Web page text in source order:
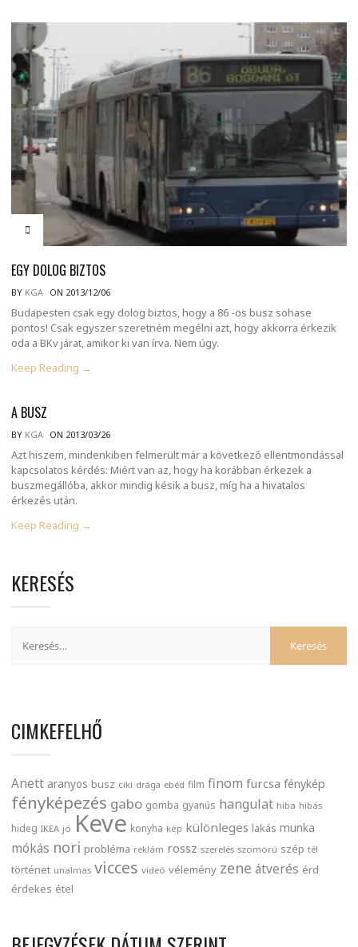
EGY DOLOG BIZTOS
BY KGA ON 2013/12/06
Budapesten csak egy dolog biztos, hogy a 86 -os busz sohase
pontos! Csak egyszer szeretném megélni azt, hogy akkorra érkezik
oda a BKv járat, amikor ki van írva. Nem úgy.
Keep Reading →
A BUSZ
BY KGA ON 2013/03/26
Azt hiszem, mindenkiben felmerült már a következő ellentmondással
kapcsolatos kérdés: Miért van az, hogy ha korábban érkezek a
buszmegállóba, akkor mindig késik a busz, míg ha a hivatalos
érkezés után.
Keep Reading →
KERESÉS
CIMKEFELHŐ
Anett aranyos busz ciki drága ebéd film finom furcsa fénykép
fényképezés gabo gomba gyanús hangulat hiba hibás
hideg IKEA jó Keve konyha kép különleges lakás munka
mókás nori probléma reklám rossz szerelés szomorú szép tél
történet unalmas vicces videó vélemény zene átverés érd
érdekes étel